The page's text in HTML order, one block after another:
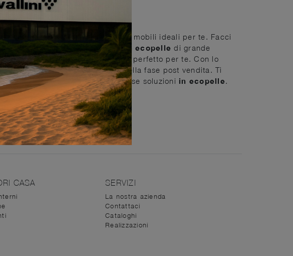
questo è di rilievo la scelta dei mobili ideali per te. Facci
trovare anche
Complementi in ecopelle di grande
l'innovazione, siamo il posto perfetto per te. Con lo
nella progettazione e nella fase post vendita. Ti
tra cui potrai vedere diverse soluzioni in ecopelle.
stile e le tue necessità.
CASA SERVIZI
La nostra azienda
Contattaci
Cataloghi
Realizzazioni